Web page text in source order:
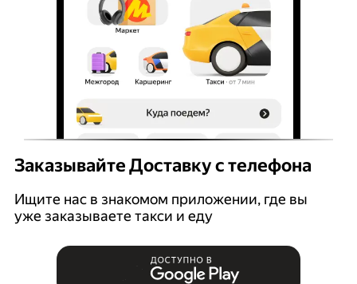
Заказывайте Доставку с телефона
Ищите нас в знакомом приложении, где вы
уже заказываете такси и еду